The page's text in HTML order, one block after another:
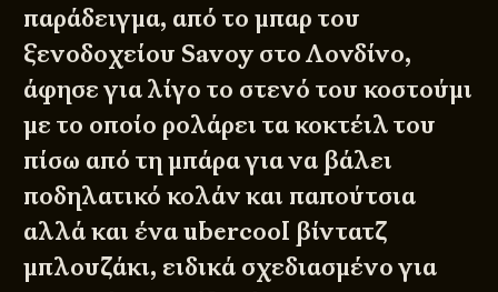
παράδειγμα, από το μπαρ του
ξενοδοχείου Savoy στο Λονδίνο,
άφησε για λίγο το στενό του κοστούμι
με το οποίο ρολάρει τα κοκτέιλ του
πίσω από τη μπάρα για να βάλει
ποδηλατικό κολάν και παπούτσια
αλλά και ένα ubercool βίντατζ
μπλουζάκι, ειδικά σχεδιασμένο για